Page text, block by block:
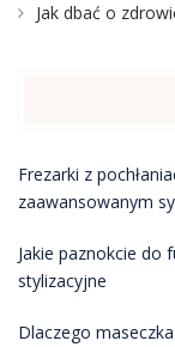
Jak dbać o
Frezarki z
zaawansowanym
Jakie paznokcie do
stylizacyjne
Dlaczego